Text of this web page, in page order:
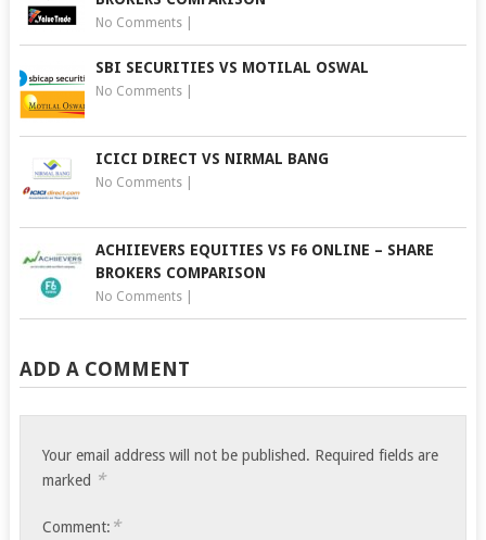
No Comments|
SBI SECURITIES VS MOTILAL OSWAL
No Comments|
ICICI DIRECT VS NIRMAL BANG
No Comments|
ACHIIEVERS EQUITIES VS F6 ONLINE – SHARE
BROKERS COMPARISON
No Comments|
ADD A COMMENT
Your email address will not be published. Required fields are
marked *
Comment: *